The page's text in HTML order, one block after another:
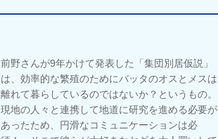
前野さんが9年かけて発表した「集団別居仮説」
は、効率的な繁殖のためにバッタのオスとメスは
離れて暮らしているのではないか？というもの。
現地の人々と連携して地道に研究を進める必要が
あったため、円滑なコミュニケーションは必